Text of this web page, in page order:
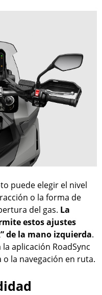
puede elegir el nivel
o la forma de
del gas. La
estos ajustes
de la mano izquierda.
aplicación RoadSync
la navegación en ruta.